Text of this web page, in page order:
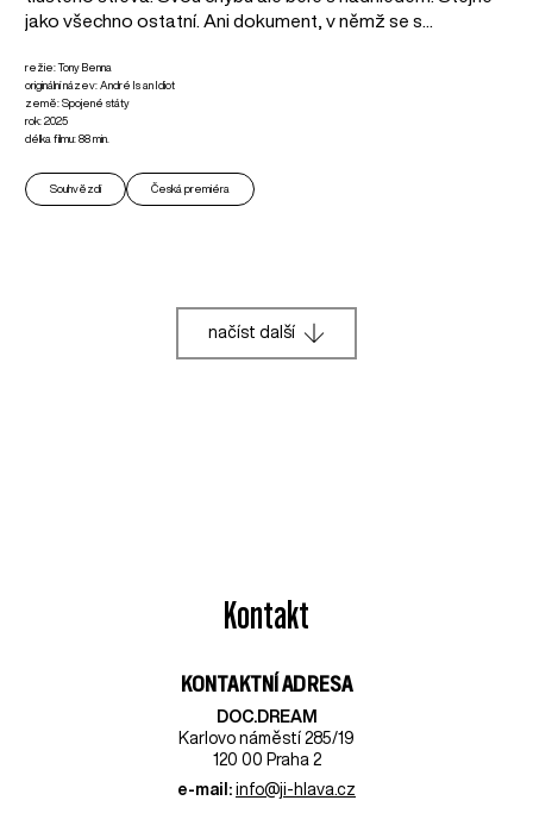
jako všechno ostatní. Ani dokument, v němž se s...
režie: Tony Benna
originální název: André Is an Idiot
země: Spojené státy
rok: 2025
délka filmu: 88 min.
Souhvězdí Česká premiéra
načíst další
Kontakt
KONTAKTNÍ ADRESA
DOC.DREAM​
Karlovo náměstí 285/19
120 00 Praha 2
e-mail: info@ji-hlava.cz